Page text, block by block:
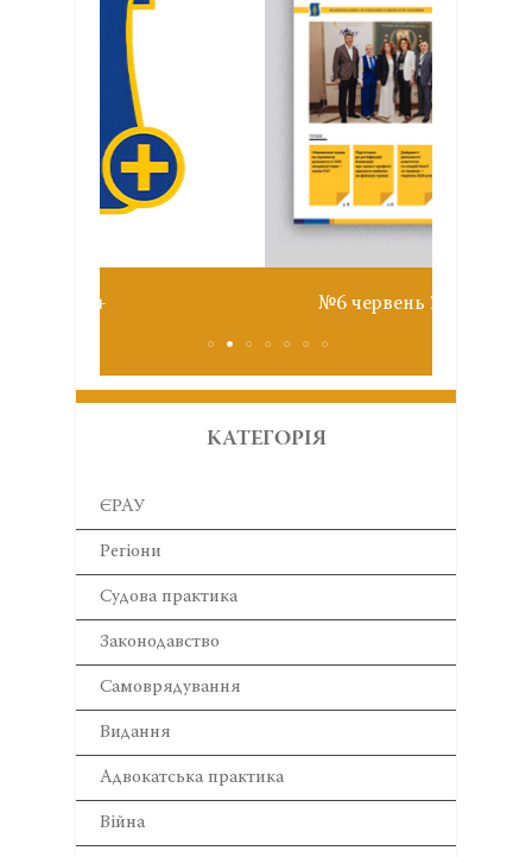
№6 червень 2026
КАТЕГОРІЯ
ЄРАУ
Регіони
Cудова практика
Законодавство
Самоврядування
Видання
Адвокатська практика
Війна